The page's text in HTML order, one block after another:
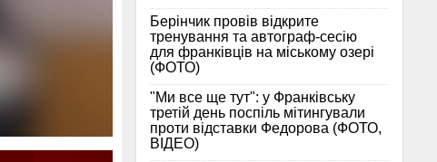
Берінчик провів відкрите
тренування та автограф-сесію
для франківців на міському озері
(ФОТО)
"Ми все ще тут": у Франківську
третій день поспіль мітингували
проти відставки Федорова (ФОТО,
ВІДЕО)